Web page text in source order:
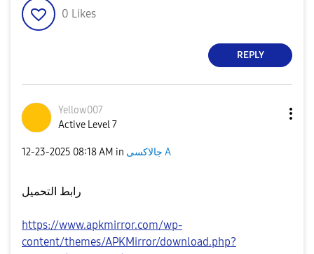
0 Likes
REPLY
Yellow007
Active Level 7
‎12-23-2025 08:18 AM in جالاكسى A
رابط التحميل
https://www.apkmirror.com/wp-
content/themes/APKMirror/download.php?